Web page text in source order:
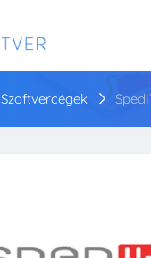
Szoftvercégek